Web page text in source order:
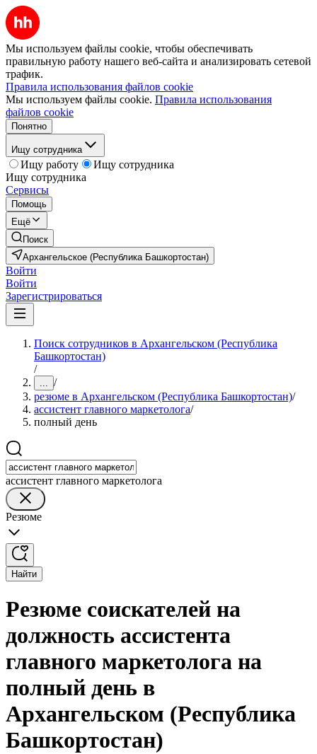
Мы используем файлы cookie, чтобы обеспечивать
правильную работу нашего веб-сайта и анализировать сетевой
трафик.
Правила использования файлов cookie
Мы используем файлы cookie. Правила использования
файлов cookie
Понятно
Ищу сотрудника
Ищу работу
Ищу сотрудника
Ищу сотрудника
Сервисы
Помощь
Ещё
Поиск
Архангельское (Республика Башкортостан)
Войти
Войти
Зарегистрироваться
Поиск сотрудников в Архангельском (Республика
Башкортостан)
/
... /
резюме в Архангельском (Республика Башкортостан)/
ассистент главного маркетолога/
полный день
ассистент главного маркетолога
Резюме
Найти
Резюме соискателей на
должность ассистента
главного маркетолога на
полный день в
Архангельском (Республика
Башкортостан)